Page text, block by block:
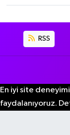
RSS
En iyi site
faydalanıyoruz.